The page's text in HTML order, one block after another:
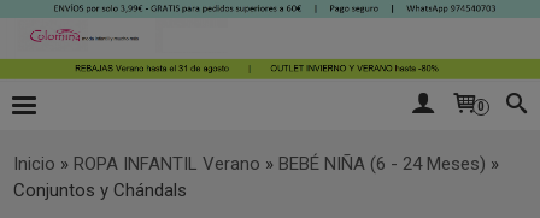
0
Inicio » ROPA INFANTIL Verano » BEBÉ NIÑA (6 - 24 Meses) »
Conjuntos y Chándals